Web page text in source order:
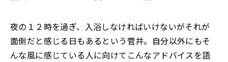
夜の１２時を過ぎ、入浴しなければいけないがそれが
面倒だと感じる日もあるという菅井。自分以外にもそ
んな風に感じている人に向けてこんなアドバイスを語